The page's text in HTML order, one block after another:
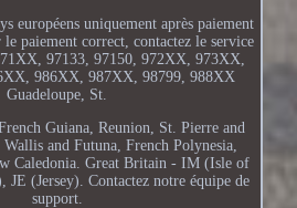
européens uniquement après paiement
paiement correct, contactez le service
97133, 97150, 972XX, 973XX,
986XX, 987XX, 98799, 988XX
Guadeloupe, St.
Guiana, Reunion, St. Pierre and
and Futuna, French Polynesia,
Caledonia. Great Britain - IM (Isle of
JE (Jersey). Contactez notre équipe de
support.